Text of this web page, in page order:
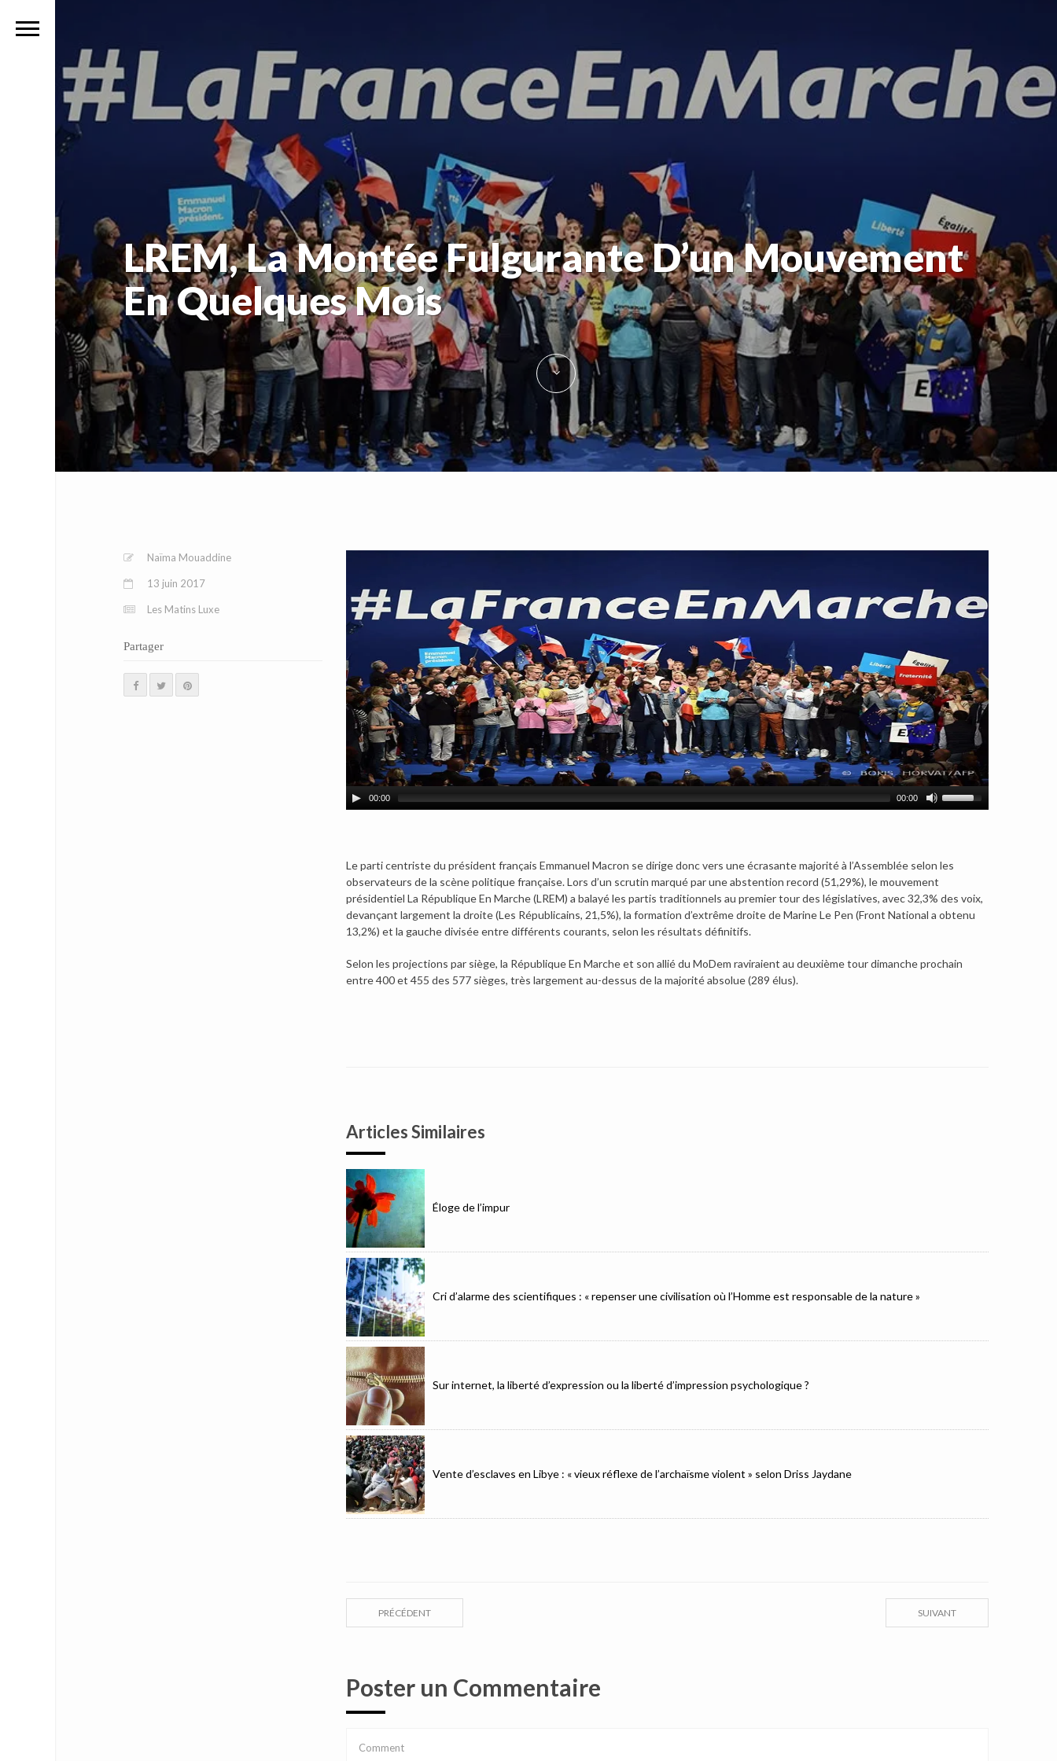
LREM, La Montée Fulgurante D’un Mouvement
En Quelques Mois
Naïma Mouaddine
13 juin 2017
Les Matins Luxe
Partager
00:00 00:00
Le parti centriste du président français Emmanuel Macron se dirige donc vers une écrasante majorité à l’Assemblée selon les
observateurs de la scène politique française.Lors d’un scrutin marqué par une abstention record (51,29%), le mouvement
présidentiel La République En Marche (LREM) a balayé les partis traditionnels au premier tour des législatives, avec 32,3% des voix,
devançant largement la droite (Les Républicains, 21,5%), la formation d’extrême droite de Marine Le Pen (Front National a obtenu
13,2%) et la gauche divisée entre différents courants, selon les résultats définitifs.
Selon les projections par siège, la République En Marche et son allié du MoDem raviraient au deuxième tour dimanche prochain
entre 400 et 455 des 577 sièges, très largement au-dessus de la majorité absolue (289 élus).
Articles Similaires
Éloge de l’impur
Cri d’alarme des scientifiques : « repenser une civilisation où l’Homme est responsable de la nature »
Sur internet, la liberté d’expression ou la liberté d’impression psychologique ?
Vente d’esclaves en Libye : « vieux réflexe de l’archaïsme violent » selon Driss Jaydane
SUIVANT
PRÉCÉDENT
Poster un Commentaire